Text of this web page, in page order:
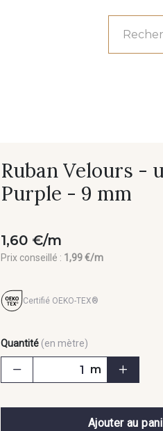
Ruban Velours -
Purple - 9 mm
1,60 €/m
Prix conseillé : 1,99 €/m
Certifié OEKO-TEX®
Quantité (en mètre)
m
Ajouter au